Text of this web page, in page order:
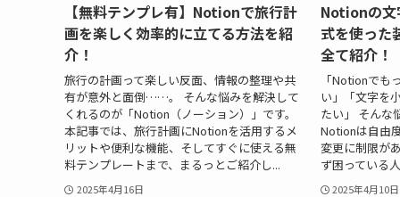
【無料テンプレ有】Notionで旅行計
画を楽しく効率的に立てる方法を紹
介！
旅行の計画って楽しい反面、情報の整理や共
有が意外と面倒……。 そんな悩みを解決して
くれるのが「Notion（ノーション）」です。
本記事では、旅行計画にNotionを活用するメ
リットや便利な機能、そしてすぐに使える無
料テンプレートまで、まるっとご紹介し...
2025年4月16日
Notionの文
式を使った
全て紹介！
「Notionでも
い」「文字を
たい」 そんな
Notionは自由
変更に制限が
ず困っている
2025年4月10日